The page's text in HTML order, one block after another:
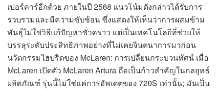
เปอร์คาร์อีกด้วย ภายในปี 2568 แนวโน้มดังกล่าวได้รับการ
รวบรวมและมีความซับซ้อน ซึ่งแสดงให้เห็นว่าการผสมข้าม
พันธุ์ไม่ใช่วิธีแก้ปัญหาชั่วคราว แต่เป็นเทคโนโลยีที่ช่วยให้
บรรลุระดับประสิทธิภาพอย่างที่ไม่เคยจินตนาการมาก่อน
นวัตกรรมไฮบริดของ McLaren: การเปลี่ยนกระบวนทัศน์ เมื่อ
McLaren เปิดตัว McLaren Artura ถือเป็นก้าวสำคัญในกลยุทธ์
ผลิตภัณฑ์ รุ่นนี้ไม่ใช่แค่การอัพเดตของ 720S เท่านั้น; มันเป็น